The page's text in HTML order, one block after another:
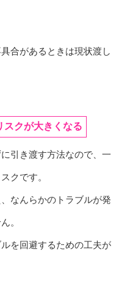
合があるときは現状渡し
スクが大きくなる
引き渡す方法なので、一
クです。
なんらかのトラブルが発
。
を回避するための工夫が